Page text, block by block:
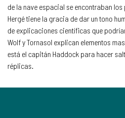
de la nave espacial se encontraban
Hergé tiene la gracia de dar un tono
de explicaciones científicas que
Wolf y Tornasol explican elementos
está el capitán Haddock para hacer
réplicas.